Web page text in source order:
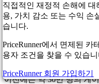
롤플레잉 MMO 액션 로스
의 물결이 게이머 수를
은 Steam의 평균 온라인
게임은 청중의 절반 이상인
이전에는 약 30만 명의 게
직접적인 재정적 손해에 대
용, 가치 감소 또는 수익 손
습니다.
PriceRunner에서 면제된
용자 조건을 찾을 수 있습니
PriceRunner 회원 가입하기